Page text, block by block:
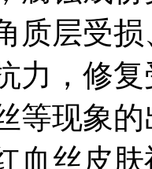
质层受
力，修
等现象
血丝皮